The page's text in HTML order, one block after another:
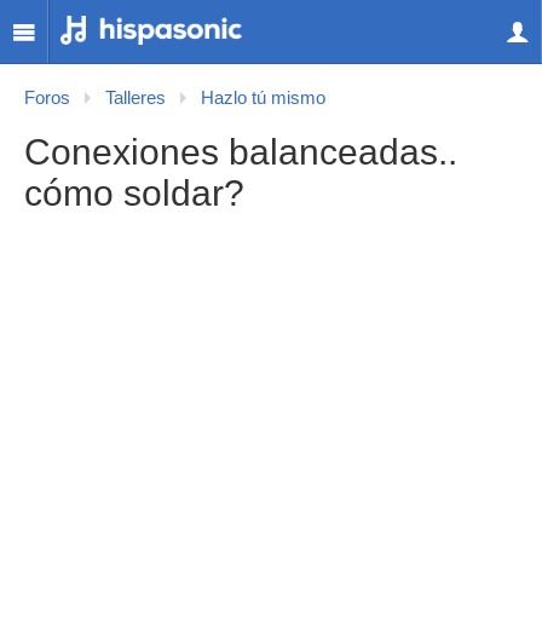
Foros Talleres Hazlo tú mismo
Conexiones balanceadas..
cómo soldar?